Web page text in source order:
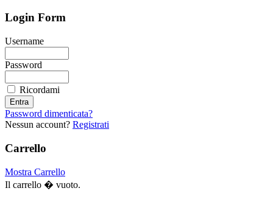
Login Form
Username
Password
Ricordami
Password dimenticata?
Nessun account? Registrati
Carrello
Mostra Carrello
Il carrello � vuoto.